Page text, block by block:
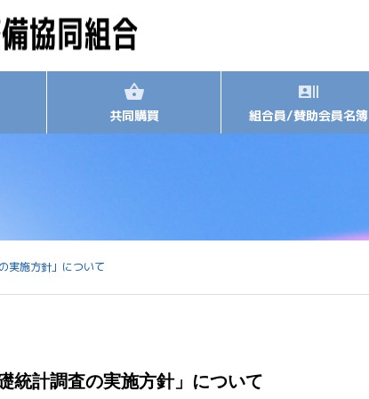
共同購買 組合員/賛助会員名簿
実施方針」について
統計調査の実施方針」について